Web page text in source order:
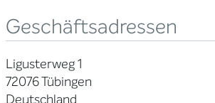
Geschäftsadressen
Ligusterweg 1
72076 Tübingen
Deutschland